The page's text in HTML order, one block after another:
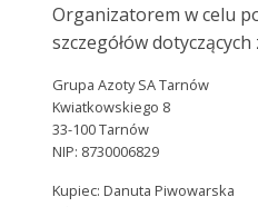
Organizatorem w celu
szczegółów
Grupa Azoty SA Tarnów
Kwiatkowskiego 8
33-100 Tarnów
NIP: 8730006829
Kupiec: Danuta Piwowarska